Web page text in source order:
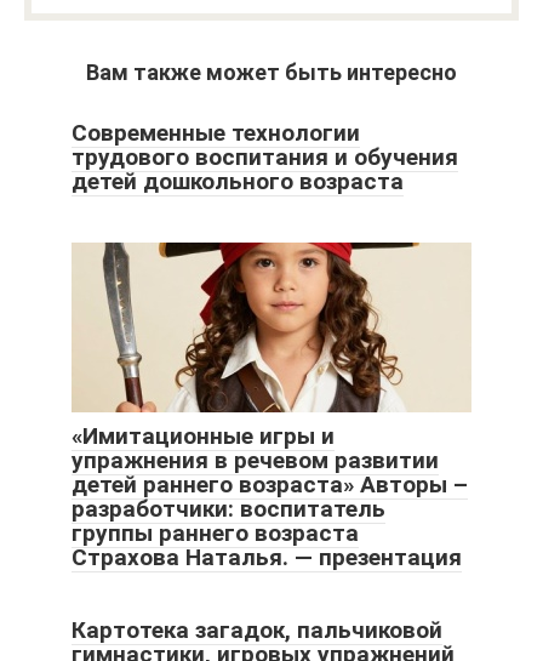
Вам также может быть интересно
Современные технологии
трудового воспитания и обучения
детей дошкольного возраста
«Имитационные игры и
упражнения в речевом развитии
детей раннего возраста» Авторы –
разработчики: воспитатель
группы раннего возраста
Страхова Наталья. — презентация
Картотека загадок, пальчиковой
гимнастики, игровых упражнений